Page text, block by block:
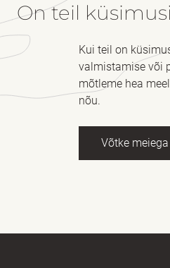
On teil
Kui teil on
valmistamise või
mõtleme hea
nõu.
Võtke